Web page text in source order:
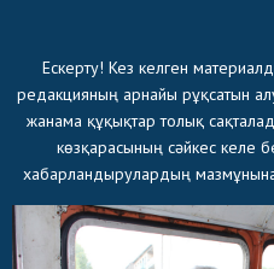
Ескерту! Кез келген
редакцияның арнайы рұқсатын
жанама құқықтар толық
көзқарасының сәйкес келе
хабарландырулардың